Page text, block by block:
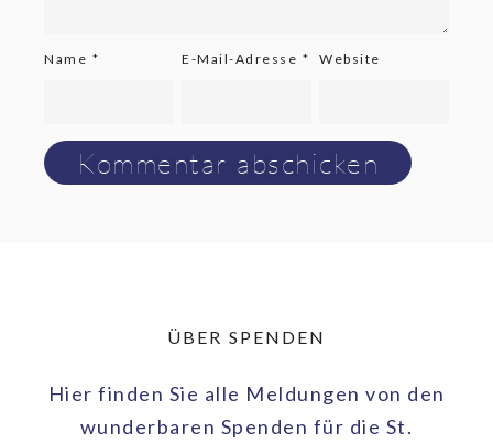
Name * E-Mail-Adresse * Website
ÜBER SPENDEN
Hier finden Sie alle Meldungen von den
wunderbaren Spenden für die St.